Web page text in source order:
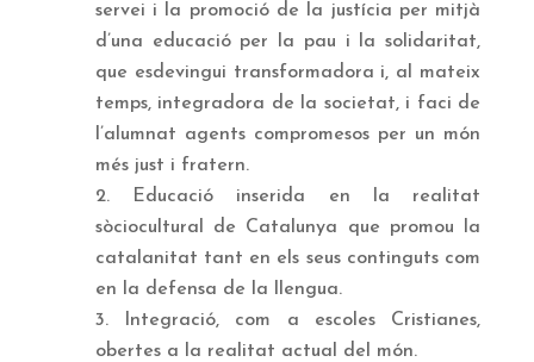
servei i la promoció de la justícia per mitjà
d’una educació per la pau i la solidaritat,
que esdevingui transformadora i, al mateix
temps, integradora de la societat, i faci de
l’alumnat agents compromesos per un món
més just i fratern.
Educació inserida en la realitat
sòciocultural de Catalunya que promou la
catalanitat tant en els seus continguts com
en la defensa de la llengua.
Integració, com a escoles Cristianes,
obertes a la realitat actual del món.